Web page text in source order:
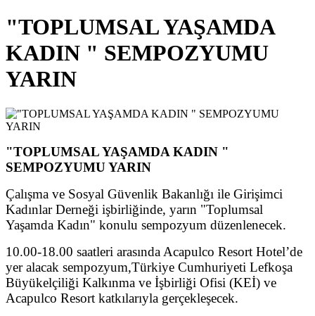
"TOPLUMSAL YAŞAMDA
KADIN " SEMPOZYUMU
YARIN
"TOPLUMSAL YAŞAMDA KADIN "
SEMPOZYUMU YARIN
Çalışma ve Sosyal Güvenlik Bakanlığı ile Girişimci
Kadınlar Derneği işbirliğinde, yarın "Toplumsal
Yaşamda Kadın" konulu sempozyum düzenlenecek.
10.00-18.00 saatleri arasında Acapulco Resort Hotel’de
yer alacak sempozyum,Türkiye Cumhuriyeti Lefkoşa
Büyükelçiliği Kalkınma ve İşbirliği Ofisi (KEİ) ve
Acapulco Resort katkılarıyla gerçekleşecek.